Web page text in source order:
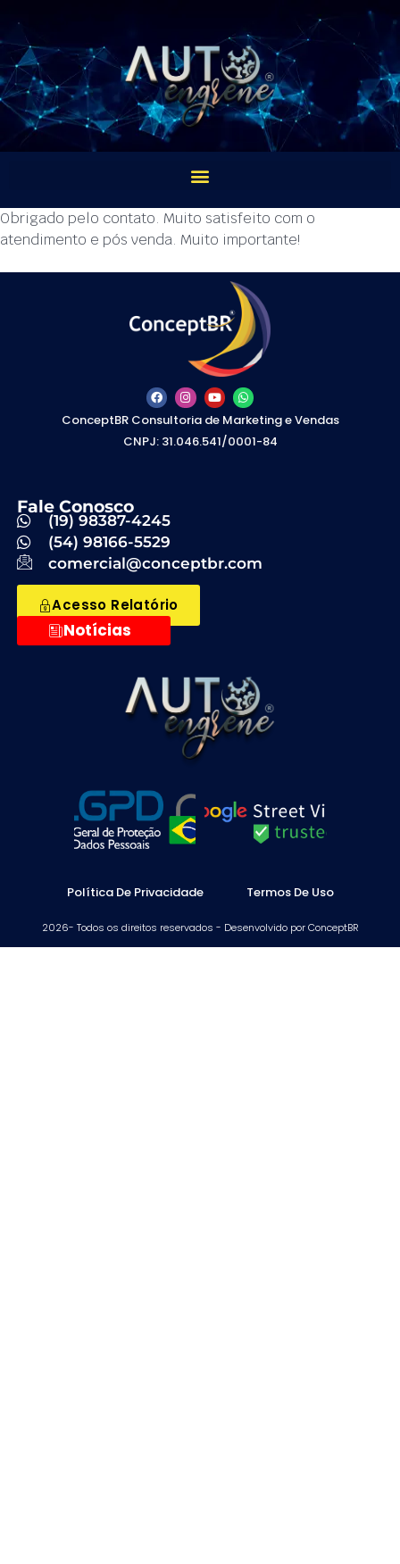
Obrigado pelo contato. Muito satisfeito com o
atendimento e pós venda. Muito importante!
ConceptBR Consultoria de Marketing e Vendas
CNPJ: 31.046.541/0001-84
Fale Conosco
(19) 98387-4245
(54) 98166-5529
comercial@conceptbr.com
Acesso Relatório
Notícias
Política De Privacidade Termos De Uso
2026- Todos os direitos reservados - Desenvolvido por ConceptBR